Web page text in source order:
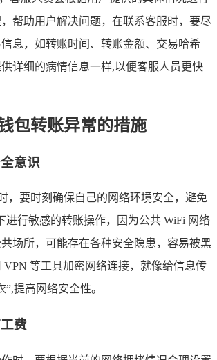
帮助用户解决问题，在联系客服时，要尽
息，如转账时间、转账金额、交易哈希
详细的病情信息一样,以便客服人员更快
包转账异常的措施
意识
，要时刻确保自己的网络环境安全，避免
进行敏感的转账操作，因为公共 WiFi 网络
场所，可能存在各种安全隐患，容易被黑
VPN 等工具加密网络连接，就像给信息传
提高网络安全性。
费